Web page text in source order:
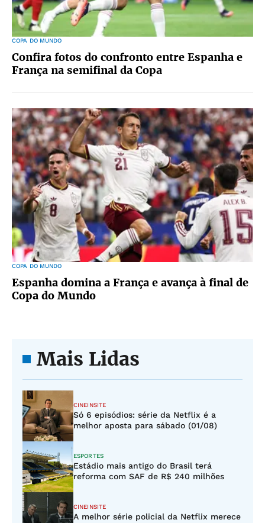
COPA DO MUNDO
Confira fotos do confronto entre Espanha e
França na semifinal da Copa
COPA DO MUNDO
Espanha domina a França e avança à final de
Copa do Mundo
Mais Lidas
CINEINSITE
Só 6 episódios: série da Netflix é a
melhor aposta para sábado (01/08)
ESPORTES
Estádio mais antigo do Brasil terá
reforma com SAF de R$ 240 milhões
CINEINSITE
A melhor série policial da Netflix merece